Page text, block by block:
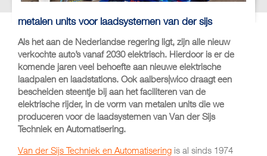
metalen units voor laadsystemen van der sijs
Als het aan de Nederlandse regering ligt, zijn alle nieuw
verkochte auto’s vanaf 2030 elektrisch. Hierdoor is er de
komende jaren veel behoefte aan nieuwe elektrische
laadpalen en laadstations. Ook aalbers|wico draagt een
bescheiden steentje bij aan het faciliteren van de
elektrische rijder, in de vorm van metalen units die we
produceren voor de laadsystemen van Van der Sijs
Techniek en Automatisering.
Van der Sijs Techniek en Automatisering is al sinds 1974